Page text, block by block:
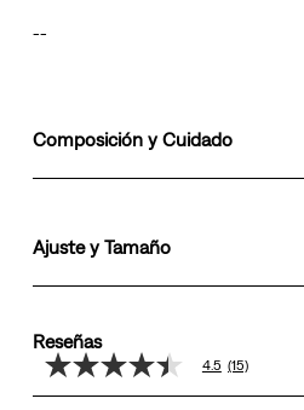
--
Composición y Cuidado
Ajuste y Tamaño
Reseñas
4.5
de
4.5 (15)